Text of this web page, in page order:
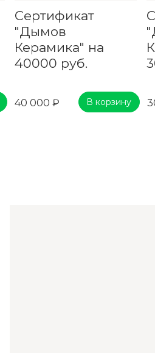
Сертификат
"Дымов
Керамика" на
40000 руб.
40 000 ₽ В корзину